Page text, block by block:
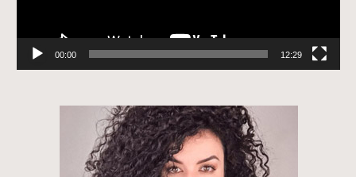
00:00 12:29